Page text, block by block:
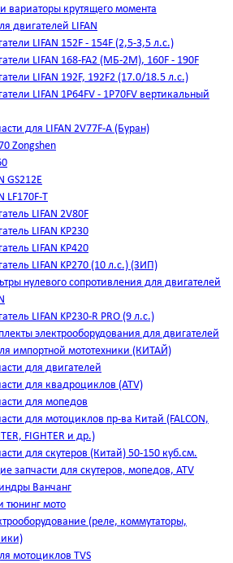
вариаторы крутящего момента
двигателей LIFAN
LIFAN 152F - 154F (2,5-3,5 л.с.)
LIFAN 168-FA2 (МБ-2М), 160F - 190F
LIFAN 192F, 192F2 (17.0/18.5 л.с.)
LIFAN 1Р64FV - 1Р70FV вертикальный
для LIFAN 2V77F-A (Буран)
Zongshen
GS212E
LF170F-T
LIFAN 2V80F
LIFAN KP230
LIFAN KP420
LIFAN KP270 (10 л.с.) (ЗИП)
нулевого сопротивления для двигателей
LIFAN KP230-R PRO (9 л.с.)
электрооборудования для двигателей
импортной мототехники (КИТАЙ)
для двигателей
для квадроциклов (ATV)
для мопедов
для мотоциклов пр-ва Китай (FALCON,
FIGHTER и др.)
для скутеров (Китай) 50-150 куб.см.
запчасти для скутеров, мопедов, ATV
Ванчанг
тюнинг мото
(реле, коммутаторы,
мотоциклов TVS